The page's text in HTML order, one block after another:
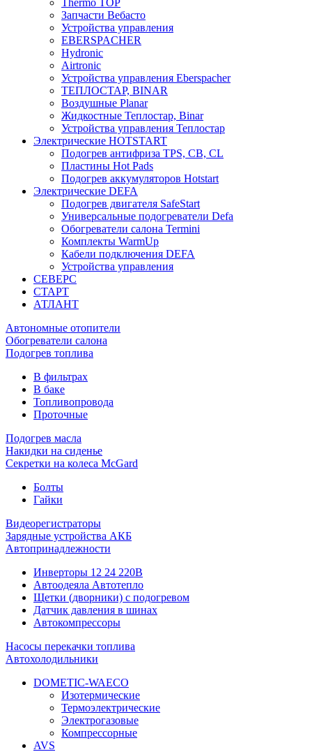
Запчасти Вебасто
Устройства управления
EBERSPACHER
Hydronic
Airtronic
Устройства управления Eberspacher
ТЕПЛОСТАР, BINAR
Воздушные Planar
Жидкостные Теплостар, Binar
Устройства управления Теплостар
Электрические HOTSTART
Подогрев антифриза TPS, CB, CL
Пластины Hot Pads
Подогрев аккумуляторов Hotstart
Электрические DEFA
Подогрев двигателя SafeStart
Универсальные подогреватели Defa
Обогреватели салона Termini
Комплекты WarmUp
Кабели подключения DEFA
Устройства управления
СЕВЕРС
СТАРТ
АТЛАНТ
Автономные отопители
Обогреватели салона
Подогрев топлива
В фильтрах
В баке
Топливопровода
Проточные
Подогрев масла
Накидки на сиденье
Секретки на колеса McGard
Болты
Гайки
Видеорегистраторы
Зарядные устройства АКБ
Автопринадлежности
Инверторы 12 24 220В
Автоодеяла Автотепло
Щетки (дворники) с подогревом
Датчик давления в шинах
Автокомпрессоры
Насосы перекачки топлива
Автохолодильники
DOMETIC-WAECO
Изотермические
Термоэлектрические
Электрогазовые
Компрессорные
AVS